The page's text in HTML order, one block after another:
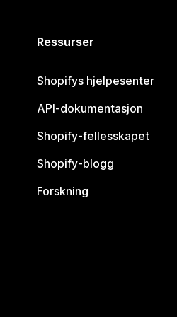
Ressurser
Shopifys hjelpesenter
API-dokumentasjon
Shopify-fellesskapet
Shopify-blogg
Forskning